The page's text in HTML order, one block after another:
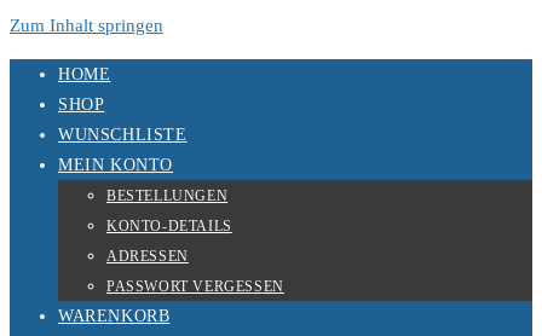
Zum Inhalt springen
HOME
SHOP
WUNSCHLISTE
MEIN KONTO
BESTELLUNGEN
KONTO-DETAILS
ADRESSEN
PASSWORT VERGESSEN
WARENKORB